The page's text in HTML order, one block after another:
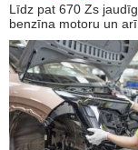
Līdz pat 670 Zs
benzīna motoru un